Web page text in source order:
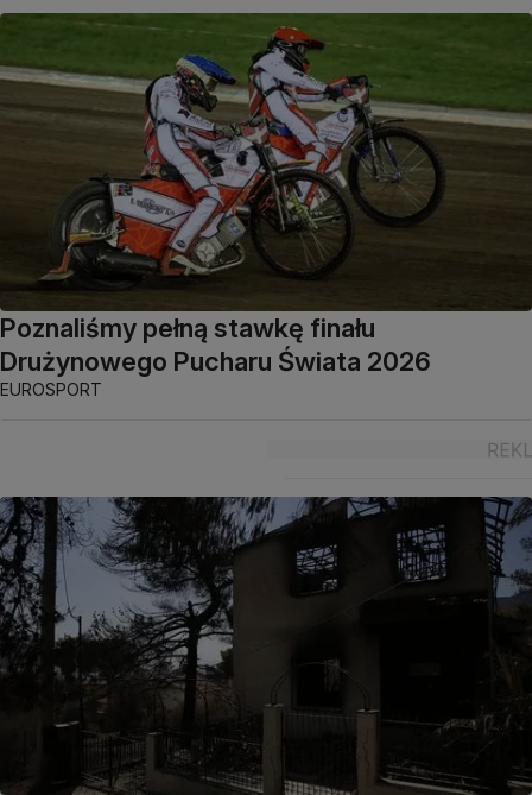
Poznaliśmy pełną stawkę finału
Drużynowego Pucharu Świata 2026
EUROSPORT